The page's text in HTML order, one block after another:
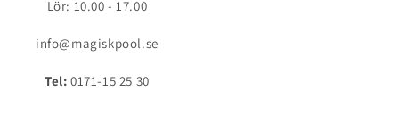
Lör: 10.00 - 17.00
info@magiskpool.se
Tel: 0171-15 25 30